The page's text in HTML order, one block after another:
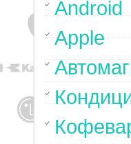
Android
Apple